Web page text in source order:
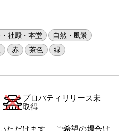
社殿・本堂
自然・風景
赤 茶色 緑
プロパティリリース未
取得
ただけます。 ご希望の場合は